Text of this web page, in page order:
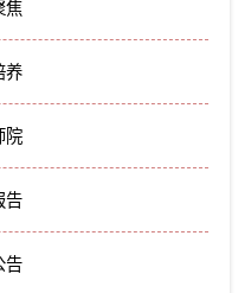
焦
养
院
告
告